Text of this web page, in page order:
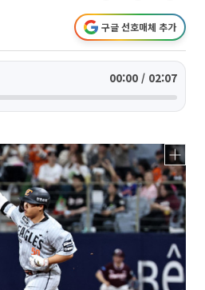
구글 선호매체 추가
00:00 / 02:07